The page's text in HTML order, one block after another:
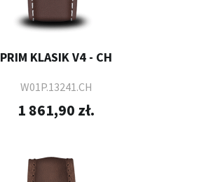
PRIM KLASIK V4 - CH
W01P.13241.CH
1 861,90 zł.